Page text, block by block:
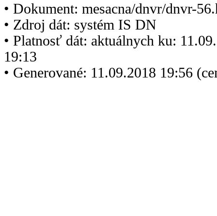
• Dokument: mesacna/dnvr/dnvr-
• Zdroj dát: systém IS DN
• Platnosť dát: aktuálnych ku:
19:13
• Generované: 11.09.2018 19:56